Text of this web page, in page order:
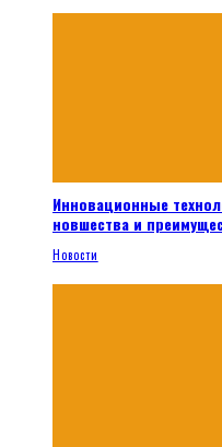
Инновационные
новшества и
Новости